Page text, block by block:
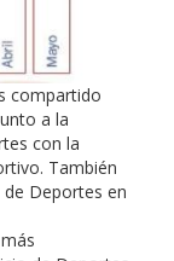
compartido
a la
con la
También
Deportes en